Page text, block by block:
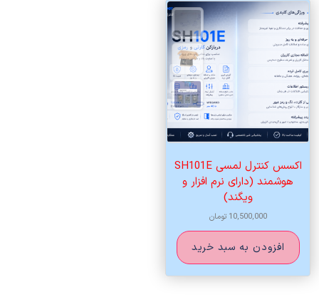
اکسس کنترل لمسی SH101E
هوشمند (دارای نرم افزار و
ویگند)
10,500,000 تومان
افزودن به سبد خرید